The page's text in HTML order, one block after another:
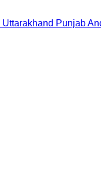
Uttarakhand Punjab